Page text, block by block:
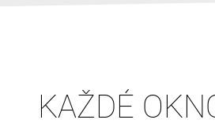
KAŽDÉ